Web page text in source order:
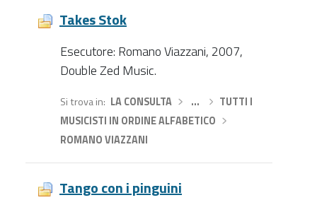
Takes Stok
Esecutore: Romano Viazzani, 2007,
Double Zed Music.
Si trova in LA CONSULTA› …
TUTTI I
MUSICISTI IN ORDINE ALFABETICO
ROMANO VIAZZANI
Tango con i pinguini